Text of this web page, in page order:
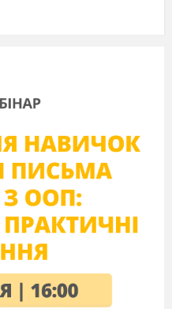
р.
без
дозволу
заборонено.